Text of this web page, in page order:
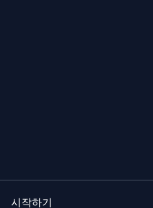
시작하기